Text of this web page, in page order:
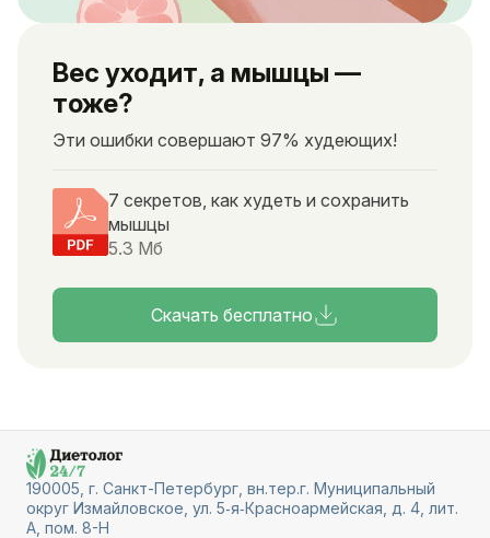
Вес уходит, а мышцы —
тоже?
Эти ошибки совершают 97% худеющих!
7 секретов, как худеть и сохранить
мышцы
5.3 Мб
Скачать бесплатно
190005, г. Санкт-Петербург, вн.тер.г. Муниципальный
округ Измайловское, ул. 5‑я‑Красноармейская, д. 4, лит.
А, пом. 8-Н